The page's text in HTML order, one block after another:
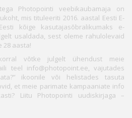
Photopointi veebikaubamaja on
mis tituleeriti 2016. aastal Eesti E-
kõige kasutajasõbralikumaks e-
usaldada, sest oleme rahulolevaid
28 aasta!
võtke julgelt ühendust meie
teel info@photopoint.ee, vajutades
ikoonile või helistades tasuta
et meie parimate kampaaniate info
Liitu Photopointi uudiskirjaga –